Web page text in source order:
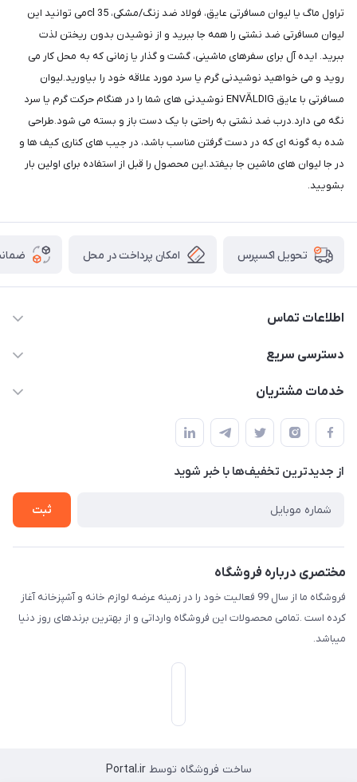
تراول ماگ یا لیوان مسافرتی عایق، فولاد ضد زنگ/مشکی، 35 clمی توانید این
لیوان مسافرتی ضد نشتی را همه جا ببرید و از نوشیدن بدون ریختن لذت
ببرید. ایده آل برای سفرهای ماشینی، گشت و گذار یا زمانی که به محل کار می
روید و می خواهید نوشیدنی گرم یا سرد مورد علاقه خود را بیاورید.لیوان
مسافرتی با عایق ENVÄLDIG نوشیدنی های شما را در هنگام حرکت گرم یا سرد
نگه می دارد.درب ضد نشتی به راحتی با یک دست باز و بسته می شود.طراحی
شده به گونه ای که در دست گرفتن مناسب باشد، در جیب های کناری کیف ها و
در جا لیوان های ماشین جا بیفتد.این محصول را قبل از استفاده برای اولین بار
بشویید.
تحویل اکسپرس امکان پرداخت در محل
اطلاعات تماس
09165044753
دسترسی سریع
حساب کاربری
لیست محصولات
درباره ما
خدمات مشتریان
قوانین و مقررات
حریم خصوصی
راهنما
از جدید‌ترین تخفیف‌ها با‌ خبر شوید
ثبت
مختصری درباره فروشگاه
فروشگاه ما از سال 99 فعالیت خود را در زمینه عرضه لوازم خانه و آشپزخانه آغاز
کرده است .تمامی محصولات این فروشگاه وارداتی و از بهترین برندهای روز دنیا
میباشد.
ساخت فروشگاه توسطPortal.ir